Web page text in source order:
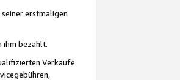
erstmaligen
ihm bezahlt.
Verkäufe